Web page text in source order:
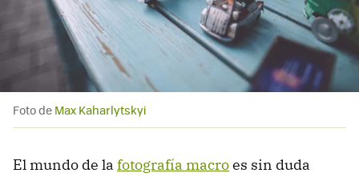
Foto de Max Kaharlytskyi
El mundo de la fotografía macroes sin duda